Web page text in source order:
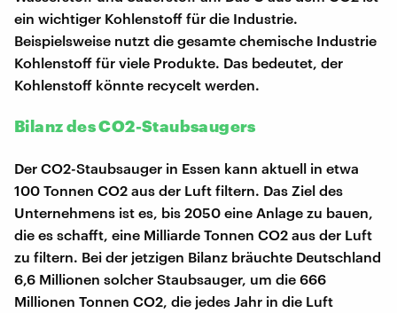
ein wichtiger Kohlenstoff für die Industrie.
Beispielsweise nutzt die gesamte chemische Industrie
Kohlenstoff für viele Produkte. Das bedeutet, der
Kohlenstoff könnte recycelt werden.
Bilanz des CO2-Staubsaugers
Der CO2-Staubsauger in Essen kann aktuell in etwa
100 Tonnen CO2 aus der Luft filtern. Das Ziel des
Unternehmens ist es, bis 2050 eine Anlage zu bauen,
die es schafft, eine Milliarde Tonnen CO2 aus der Luft
zu filtern. Bei der jetzigen Bilanz bräuchte Deutschland
6,6 Millionen solcher Staubsauger, um die 666
Millionen Tonnen CO2, die jedes Jahr in die Luft